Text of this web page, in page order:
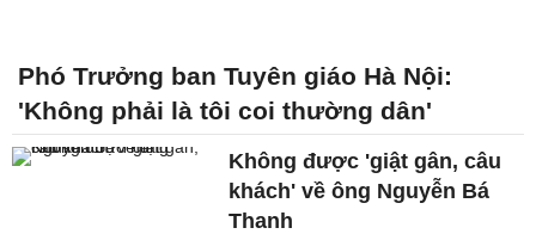
Phó Trưởng ban Tuyên giáo Hà Nội:
'Không phải là tôi coi thường dân'
Không được 'giật gân, câu
khách' về ông Nguyễn Bá
Thanh